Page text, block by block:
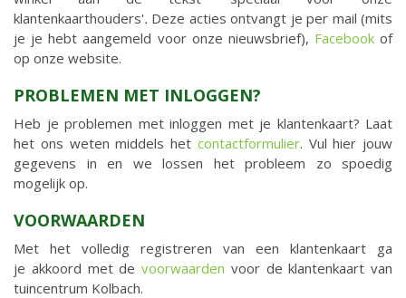
klantenkaarthouders'. Deze acties ontvangt je per mail (mits
je je hebt aangemeld voor onze nieuwsbrief), Facebookof
op onze website.
PROBLEMEN MET INLOGGEN?
Heb je problemen met inloggen met je klantenkaart? Laat
het ons weten middels het contactformulier. Vul hier jouw
gegevens in en we lossen het probleem zo spoedig
mogelijk op.
VOORWAARDEN
Met het volledig registreren van een klantenkaart ga
je akkoord met de voorwaarden voor de klantenkaart van
tuincentrum Kolbach.